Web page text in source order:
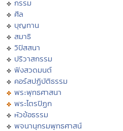
กรรม
ศีล
บุญทาน
สมาธิ
วิปัสสนา
ปริวาสกรรม
ฟังสวดมนต์
คอร์สปฏิบัติธรรม
พระพุทธศาสนา
พระไตรปิฏก
หัวข้อธรรม
พจนานุกรมพุทธศาสน์